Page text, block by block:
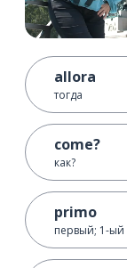
allora
тогда
come?
как?
primo
первый; 1-ый